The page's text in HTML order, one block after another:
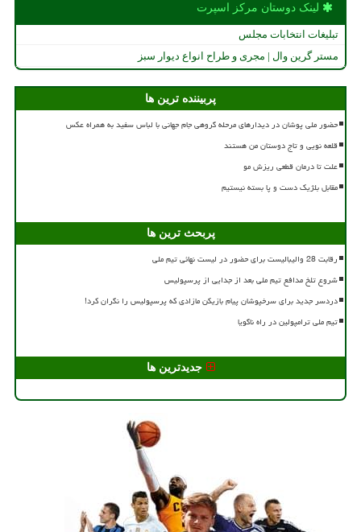
لینک دوستان مركز اسپرت
تبلیغات انتخابات مجلس
مستر گرین وال | مجری و طراح انواع دیوار سبز
پربیننده ترین ها
حضور ملی پوشان در دیدارهای مرحله گروهی جام جهانی با لباس سفید به همراه عکس
قلعه نویی و تاج دوستان من هستند
علت تا درمان قطعی ریزش مو
مقابل بلژیک دست و پا بسته نیستیم
پربحث ترین ها
رقابت 28 والیبالیست برای حضور در لیست نهائی تیم ملی
شروع تلخ مدافع تیم ملی بعد از جدایی از پرسپولیس
دردسر جدید برای سرخپوشان پیام بازیکن مازادی که پرسپولیس را نگران کرد!
تیم ملی ترامپولین در راه ناگویا
جدیدترین ها